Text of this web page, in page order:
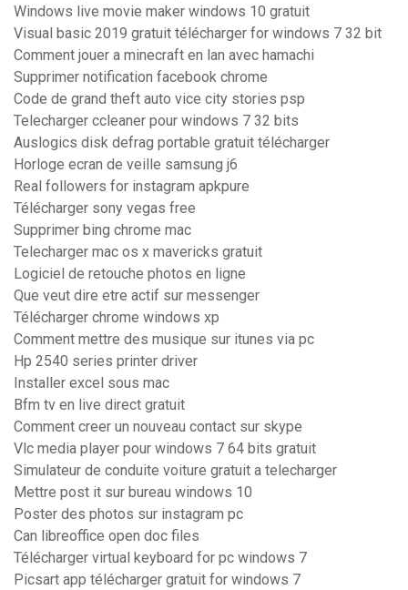
Windows live movie maker windows 10 gratuit
Visual basic 2019 gratuit télécharger for windows 7 32 bit
Comment jouer a minecraft en lan avec hamachi
Supprimer notification facebook chrome
Code de grand theft auto vice city stories psp
Telecharger ccleaner pour windows 7 32 bits
Auslogics disk defrag portable gratuit télécharger
Horloge ecran de veille samsung j6
Real followers for instagram apkpure
Télécharger sony vegas free
Supprimer bing chrome mac
Telecharger mac os x mavericks gratuit
Logiciel de retouche photos en ligne
Que veut dire etre actif sur messenger
Télécharger chrome windows xp
Comment mettre des musique sur itunes via pc
Hp 2540 series printer driver
Installer excel sous mac
Bfm tv en live direct gratuit
Comment creer un nouveau contact sur skype
Vlc media player pour windows 7 64 bits gratuit
Simulateur de conduite voiture gratuit a telecharger
Mettre post it sur bureau windows 10
Poster des photos sur instagram pc
Can libreoffice open doc files
Télécharger virtual keyboard for pc windows 7
Picsart app télécharger gratuit for windows 7